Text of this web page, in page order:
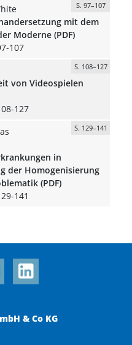
S. 97–107
mit dem
Moderne (PDF)
107
S. 108–127
von Videospielen
127
S. 129–141
in
der Homogenisierung
(PDF)
141
& Co KG